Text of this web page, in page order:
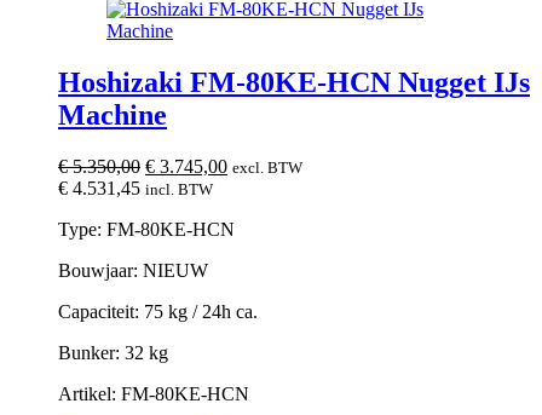
Hoshizaki FM-80KE-HCN Nugget IJs
Machine
€5.350,00 Oorspronkelijke
prijs
€ 5.350,00.
€ 3.745,00Huidige
€ 3.745,00.
excl. BTW
€ 4.531,45 incl. BTW
Type: FM-80KE-HCN
Bouwjaar: NIEUW
Capaciteit: 75 kg / 24h ca.
Bunker: 32 kg
Artikel: FM-80KE-HCN